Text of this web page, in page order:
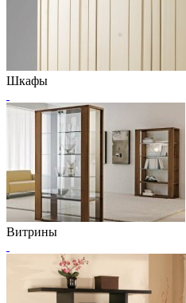
Шкафы
Витрины